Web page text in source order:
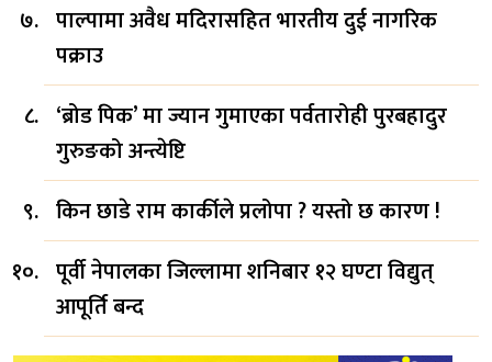
पाल्पामा अवैध मदिरासहित भारतीय दुई नागरिक
पक्राउ
‘ब्रोड पिक’ मा ज्यान गुमाएका पर्वतारोही पुरबहादुर
गुरुङको अन्त्येष्टि
किन छाडे राम कार्कीले प्रलोपा ? यस्तो छ कारण !
पूर्वी नेपालका जिल्लामा शनिबार १२ घण्टा विद्युत्
आपूर्ति बन्द